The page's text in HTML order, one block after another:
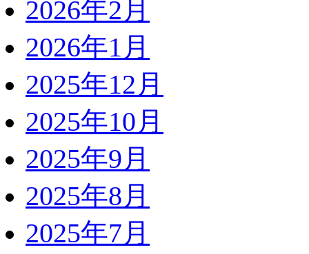
2026年2月
2026年1月
2025年12月
2025年10月
2025年9月
2025年8月
2025年7月